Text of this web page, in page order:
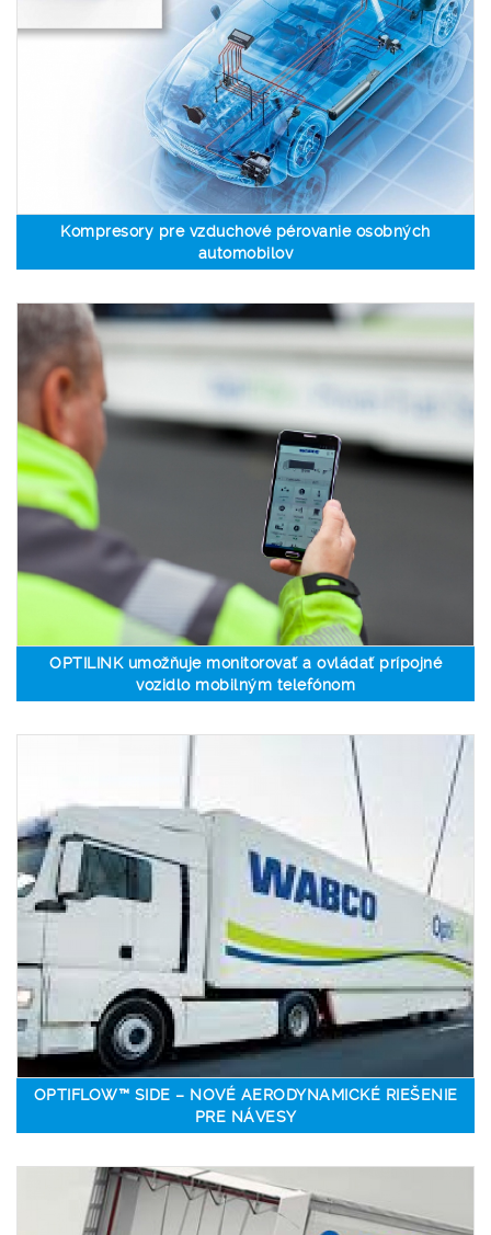
Kompresory pre vzduchové pérovanie osobných
automobilov
OPTILINK umožňuje monitorovať a ovládať prípojné
vozidlo mobilným telefónom
OPTIFLOW™ SIDE – NOVÉ AERODYNAMICKÉ RIEŠENIE
PRE NÁVESY